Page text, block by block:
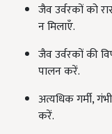
जैव उर्वरकों को
न मिलाएँ.
जैव उर्वरकों की
पालन करें.
अत्यधिक गर्मी,
करें.